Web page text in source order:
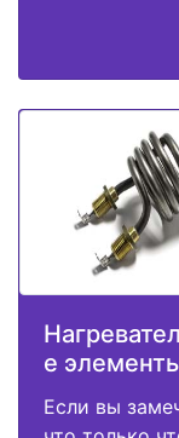
е
Если вы